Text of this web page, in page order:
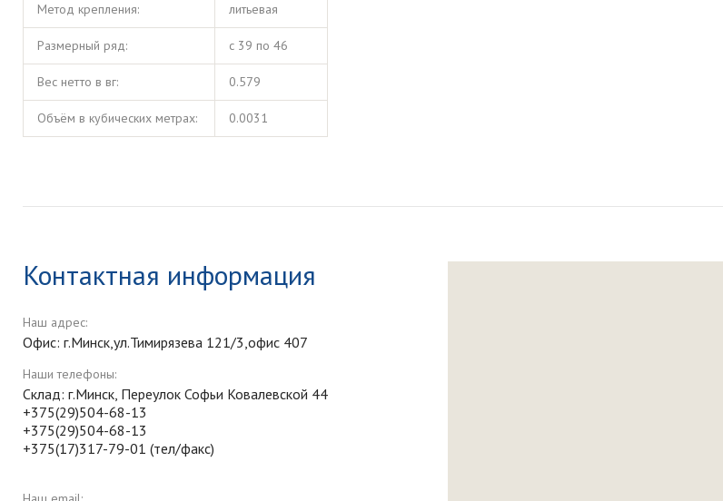
Метод крепления: литьевая
Размерный ряд: с 39 по 46
Вес нетто в вг: 0.579
Объём в кубических метрах: 0.0031
Контактная информация
Наш адрес:
Офис: г.Минск,ул.Тимирязева 121/3,офис 407
Наши телефоны:
Склад: г.Минск, Переулок Софьи Ковалевской 44
+375(29)504-68-13
+375(29)504-68-13
+375(17)317-79-01 (тел/факс)